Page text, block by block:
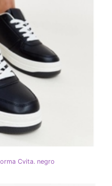
Cvita. negro